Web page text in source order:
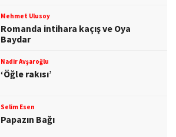
Mehmet Ulusoy
Romanda intihara kaçış ve Oya
Baydar
Nadir Avşaroğlu
‘Öğle rakısı’
Selim Esen
Papazın Bağı